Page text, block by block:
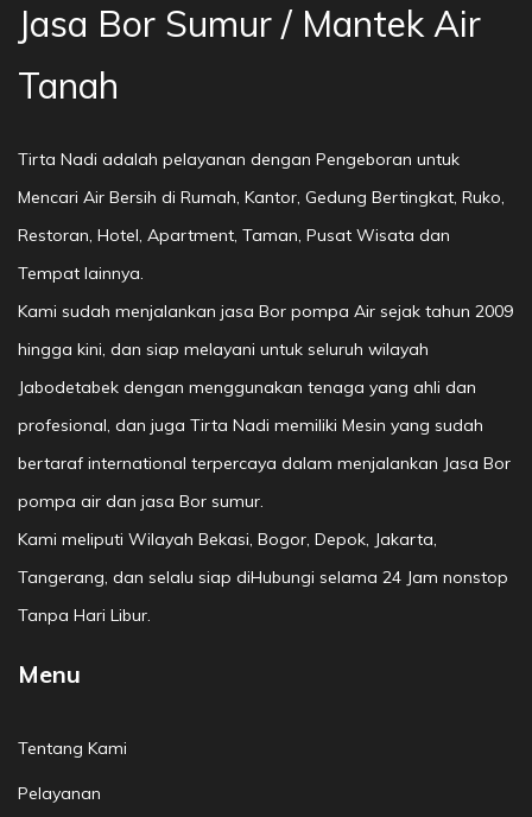
Jasa Bor Sumur / Mantek Air
Tanah
Tirta Nadi adalah pelayanan dengan Pengeboran untuk
Mencari Air Bersih di Rumah, Kantor, Gedung Bertingkat, Ruko,
Restoran, Hotel, Apartment, Taman, Pusat Wisata dan
Tempat lainnya.
Kami sudah menjalankan jasa Bor pompa Air sejak tahun 2009
hingga kini, dan siap melayani untuk seluruh wilayah
Jabodetabek dengan menggunakan tenaga yang ahli dan
profesional, dan juga Tirta Nadi memiliki Mesin yang sudah
bertaraf international terpercaya dalam menjalankan Jasa Bor
pompa air dan jasa Bor sumur.
Kami meliputi Wilayah Bekasi, Bogor, Depok, Jakarta,
Tangerang, dan selalu siap diHubungi selama 24 Jam nonstop
Tanpa Hari Libur.
Menu
Tentang Kami
Pelayanan